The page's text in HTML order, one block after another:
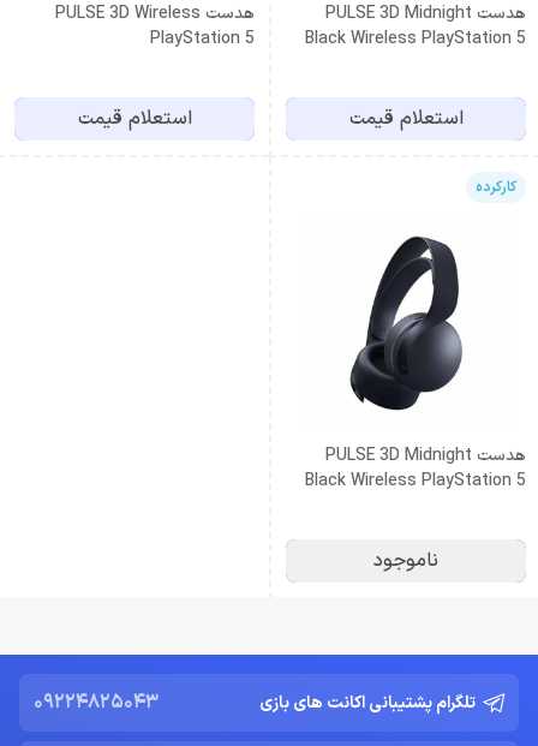
هدست PULSE 3D Midnight
Black Wireless PlayStation 5
استعلام قیمت
هدست PULSE 3D Wireless
PlayStation 5
استعلام قیمت
کارکرده
هدست PULSE 3D Midnight
Black Wireless PlayStation 5
ناموجود
تلگرام پشتیبانی اکانت های بازی 09224825043